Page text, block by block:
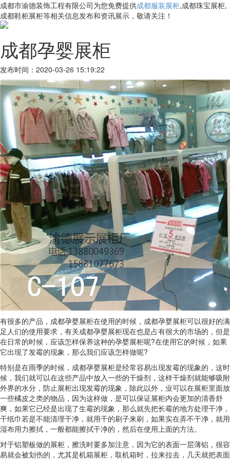
成都市渝德装饰工程有限公司为您免费提供成都服装展柜,成都珠宝展柜,
成都鞋柜展柜等相关信息发布和资讯展示，敬请关注！
成都孕婴展柜
发布时间：2020-03-26 15:19:22
有很多的产品，成都孕婴展柜在使用的时候，成都孕婴展柜可以很好的满
足人们的使用要求，有关成都孕婴展柜现在也是占有很大的市场的，但是
在日常的时候，应该怎样保养这种的孕婴展柜呢?在使用它的时候，如果
它出现了发霉的现象，那么我们应该怎样做呢?
特别是在雨季的时候，成都孕婴展柜是经常容易出现发霉的现象的，这时
候，我们就可以在这些产品中放入一些的干燥剂，这样干燥剂就能够吸附
外界的水分，防止展柜出现发霉的现象，除此以外，业可以在展柜里面放
一些橘皮之类的物品，因为这样做，是可以保证展柜内会更加的清香舒
爽，如果它已经是出现了生霉的现象，那么就先把长霉的地方处理干净，
干纸巾若是不能清理干净，就用干的刷子来刷，如果实在弄不干净，就用
湿布用力擦拭，一般都能擦拭干净的，然后在使用上面的方法。
对于铝塑板做的展柜，擦洗时要多加注意，因为它的表面一层薄铝，很容
易就会被划伤的，尤其是机箱展柜，取机箱时，拉来拉去，几天就把表面